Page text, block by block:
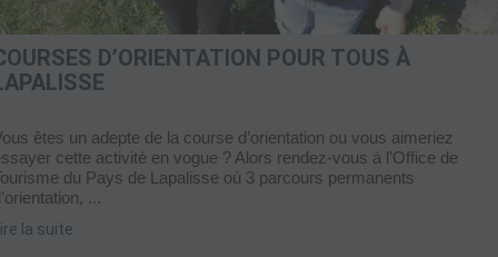
D’ORIENTATION POUR TOUS À
êtes un adepte de la course d’orientation ou vous aimeriez
cette activité en vogue ? Alors rendez-vous à l’Office de
du Pays de Lapalisse où 3 parcours permanents
...
la suite